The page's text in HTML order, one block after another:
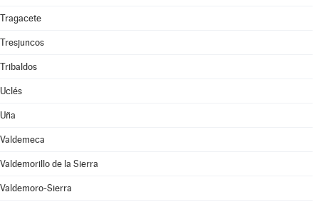
Tragacete
Tresjuncos
Tribaldos
Uclés
Uña
Valdemeca
Valdemorillo de la Sierra
Valdemoro-Sierra